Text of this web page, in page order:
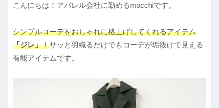
こんにちは！アパレル会社に勤めるmocchiです。
シンプルコーデをおしゃれに格上げしてくれるアイテム
「ジレ」！サッと羽織るだけでもコーデが垢抜けて見える
有能アイテムです。